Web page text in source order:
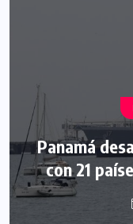
Panamá
con 21